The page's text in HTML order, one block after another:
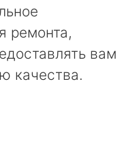
ремонта,
вам
качества.